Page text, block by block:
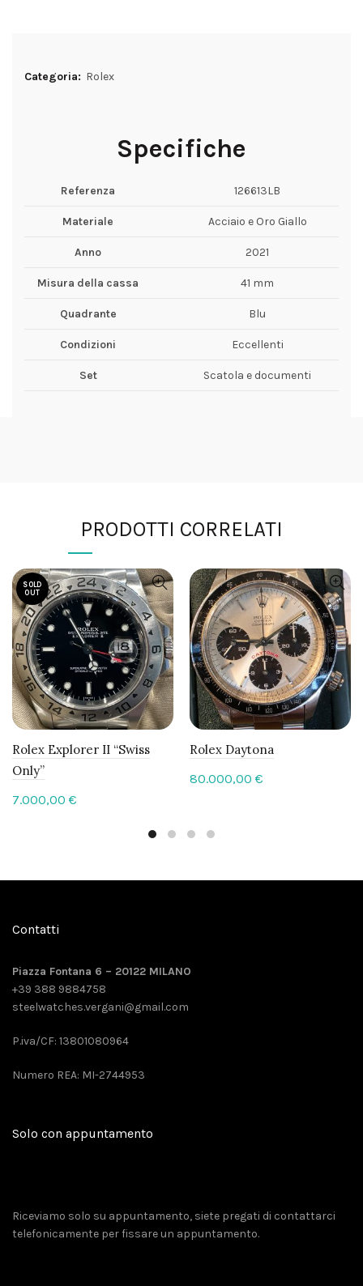
Categoria: Rolex
Specifiche
Referenza 126613LB
Materiale Acciaio e Oro Giallo
Anno 2021
Misura della cassa 41 mm
Quadrante Blu
Condizioni Eccellenti
Set Scatola e documenti
PRODOTTI CORRELATI
SOLD
OUT
Rolex Explorer II “Swiss
Only”
7.000,00 €
Rolex Daytona
80.000,00 €
Contatti
Piazza Fontana 6 – 20122 MILANO
+39 388 9884758
steelwatches.vergani@gmail.com
P.iva/CF: 13801080964
Numero REA: MI-2744953
Solo con appuntamento
Riceviamo solo su appuntamento, siete pregati di contattarci
telefonicamente per fissare un appuntamento.